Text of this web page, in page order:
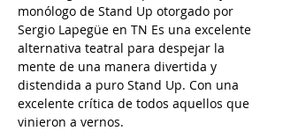
monólogo de Stand Up otorgado por
Sergio Lapegüe en TN Es una excelente
alternativa teatral para despejar la
mente de una manera divertida y
distendida a puro Stand Up. Con una
excelente crítica de todos aquellos que
vinieron a vernos.